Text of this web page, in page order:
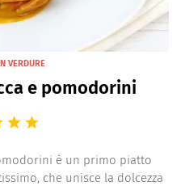
VERDURE
e pomodorini
è un primo piatto
che unisce la dolcezza